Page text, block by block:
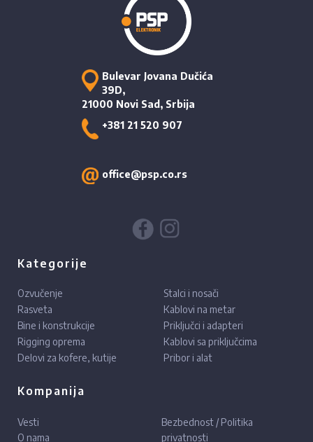
Bulevar Jovana Dučića
39D,
21000 Novi Sad, Srbija
+381 21 520 907
office@psp.co.rs
Kategorije
Ozvučenje
Rasveta
Bine i konstrukcije
Rigging oprema
Delovi za kofere, kutije
Stalci i nosači
Kablovi na metar
Priključci i adapteri
Kablovi sa priključcima
Pribor i alat
Kompanija
Vesti
O nama
Bezbednost / Politika
privatnosti